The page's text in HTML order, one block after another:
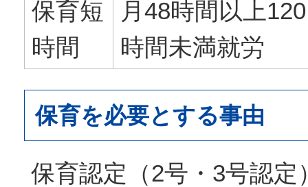
保育短
時間
月48時間以上120
時間未満就労
保育を必要とする事由
保育認定（2号・3号認